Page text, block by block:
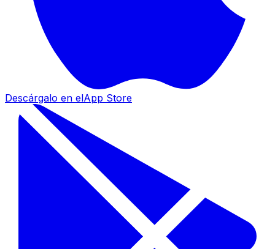
Descárgalo en elApp Store